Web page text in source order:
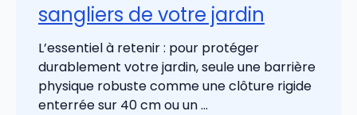
sangliers de votre jardin
L’essentiel à retenir : pour protéger
durablement votre jardin, seule une barrière
physique robuste comme une clôture rigide
enterrée sur 40 cm ou un ...